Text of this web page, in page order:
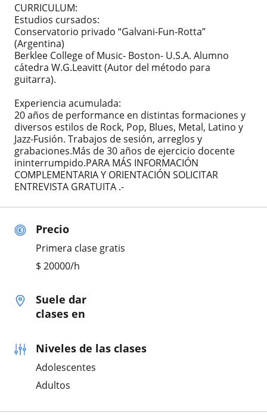
Precio
Primera clase gratis
$ 20000/h
Suele dar
clases en
Niveles de las clases
Adolescentes
Adultos
CURRICULUM:
Estudios cursados:
Conservatorio privado “Galvani-Fun-Rotta”
(Argentina)
Berklee College of Music- Boston- U.S.A. Alumno
cátedra W.G.Leavitt (Autor del método para
guitarra).
Experiencia acumulada:
20 años de performance en distintas formaciones y
diversos estilos de Rock, Pop, Blues, Metal, Latino y
Jazz-Fusión. Trabajos de sesión, arreglos y
grabaciones.Más de 30 años de ejercicio docente
ininterrumpido.PARA MÁS INFORMACIÓN
COMPLEMENTARIA Y ORIENTACIÓN SOLICITAR
ENTREVISTA GRATUITA .-